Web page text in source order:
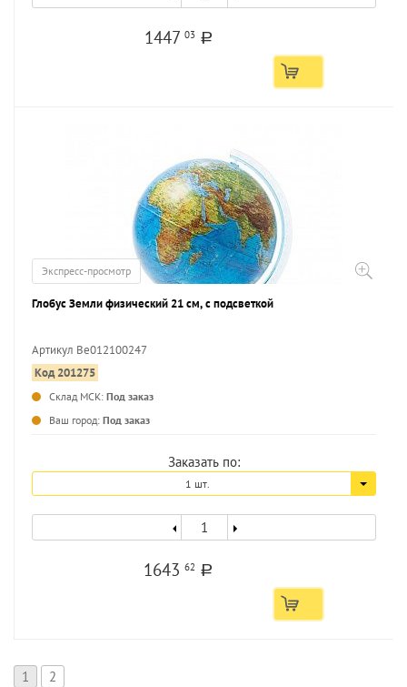
1447 03 a
Экспресс-просмотр
Глобус Земли физический 21 см, с подсветкой
Артикул Be012100247
Код 201275
Склад МСК: Под заказ
Ваш город: Под заказ
Заказать по:
1 шт.
164362 a
1 2